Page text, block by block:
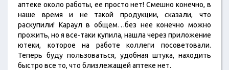
аптеке около работы, ее просто нет! Смешно конечно, в
наше время и не такой продукции, сказали, что
раскупили! Караул в общем…без нее конечно можно
прожить, но я все-таки купила, нашла через приложение
ютеки, которое на работе коллеги посоветовали.
Теперь буду пользоваться, удобная штука, находить
быстро все то, что близлежащей аптеке нет.